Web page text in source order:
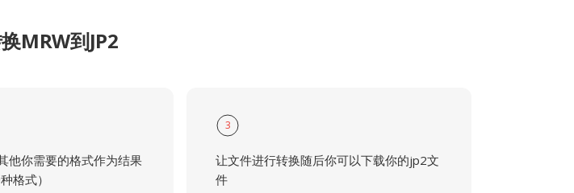
MRW到JP2
他你需要的格式作为结果
格式）
3
让文件进行转换随后你可以下载你的jp2文
件